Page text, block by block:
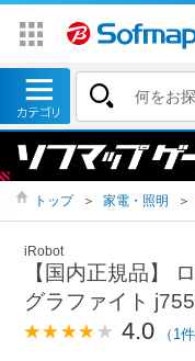
トップ ＞ 家電・照明 ＞
iRobot
【国内正規品】
グラファイト
4.0 （1